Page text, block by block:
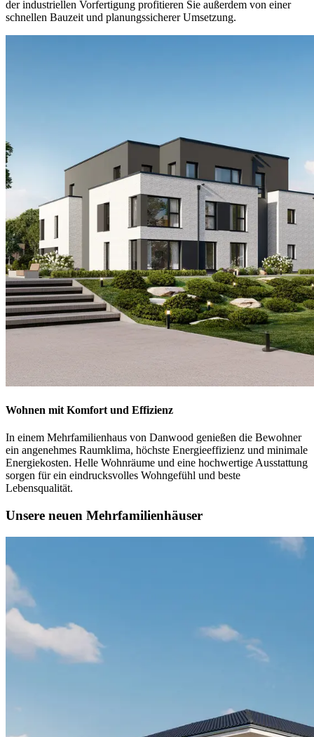
der industriellen Vorfertigung profitieren Sie außerdem von einer
schnellen Bauzeit und planungssicherer Umsetzung.
Wohnen mit Komfort und Effizienz
In einem Mehrfamilienhaus von Danwood genießen die Bewohner
ein angenehmes Raumklima, höchste Energieeffizienz und minimale
Energiekosten. Helle Wohnräume und eine hochwertige Ausstattung
sorgen für ein eindrucksvolles Wohngefühl und beste
Lebensqualität.
Unsere neuen Mehrfamilienhäuser